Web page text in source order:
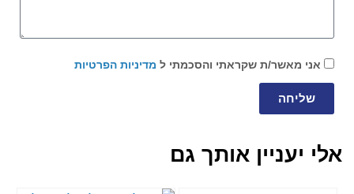
אני מאשר/ת שקראתי והסכמתי ל מדיניות הפרטיות
שליחה
אלי יעניין אותך גם